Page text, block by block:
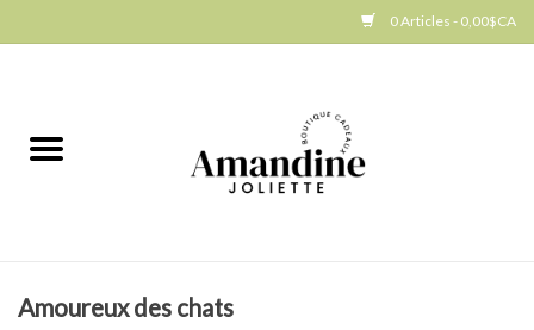
0 Articles - 0,00$CA
Art de la table
Amoureux des chats